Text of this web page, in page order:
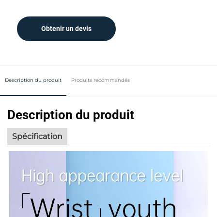
Obtenir un devis
Description du produit Produits recommandés
Description du produit
Spécification